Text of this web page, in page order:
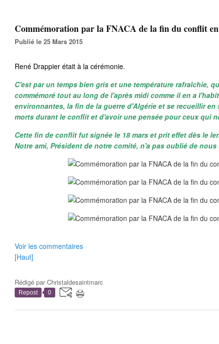
Commémoration par la FNACA de la fin du conflit
Publié le 25 Mars 2015
René Drappier était à la cérémonie.
C'est par un temps bien gris et une température rafraîchie,
commémoré tout au long de l'après midi comme il en a
environnantes, la fin de la guerre d'Algérie et se recueillir
morts durant le conflit et d'avoir une pensée pour ceux qui
Cette fin de conflit fut signée le 18 mars et prit effet dès le
Notre ami, Président de notre comité, n'a pas oublié de nous
Voir les commentaires
[Haut]
Rédigé parChristaldesaintmarc
Repost 0